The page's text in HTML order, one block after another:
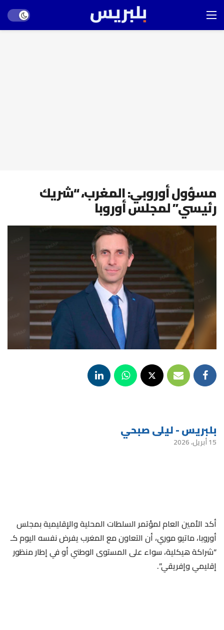
mode
مسؤول أوروبي: المغرب، “شريك
رئيسي” لمجلس أوروبا
بلبريس - ليلى صبحي
15 أبريل، 2026
أكد الأمين العام لمؤتمر السلطات المحلية والإقليمية بمجلس
أوروبا، ماتيو موري، أن التعاون مع المغرب يفرض نفسه اليوم كـ
“شراكة هيكلية، سواء على المستوى الوطني أو في إطار منظور
إقليمي وإفريقي”.